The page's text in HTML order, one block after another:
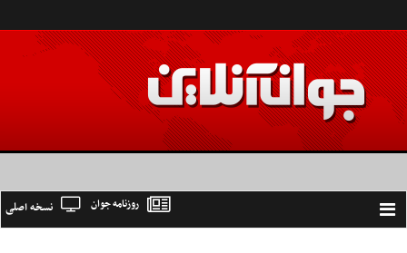
Toggle
نسخه اصلی روزنامه جوان